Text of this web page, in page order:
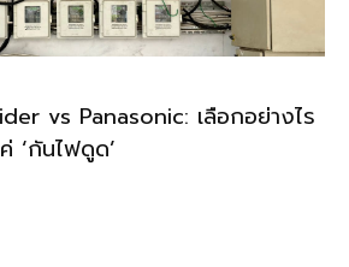
vs Panasonic: เลือกอย่างไร
‘กันไฟดูด’